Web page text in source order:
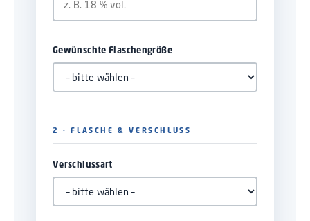
Gewünschte Flaschengröße
2 · FLASCHE & VERSCHLUSS
Verschlussart